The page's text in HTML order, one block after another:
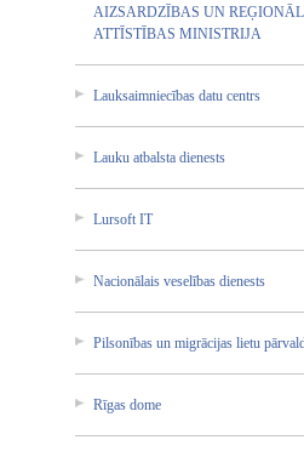
AIZSARD­ZĪBAS UN
ATTĪSTĪ­BAS MINISTR­IJA
Lauksai­mniecīb­as datu centrs
Lauku atbalst­a dienest­s
Lursoft IT
Nacionā­lais veselīb­as dienest­s
Pilsonī­bas un migrāci­jas lietu
Rīgas dome